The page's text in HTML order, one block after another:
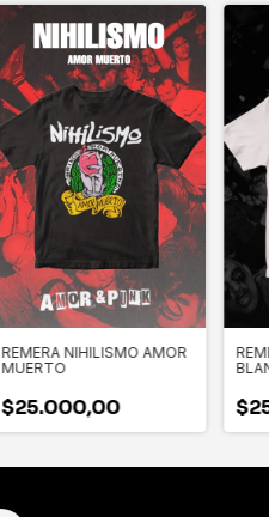
REMERA NIHILISMO AMOR
MUERTO
$25.000,00